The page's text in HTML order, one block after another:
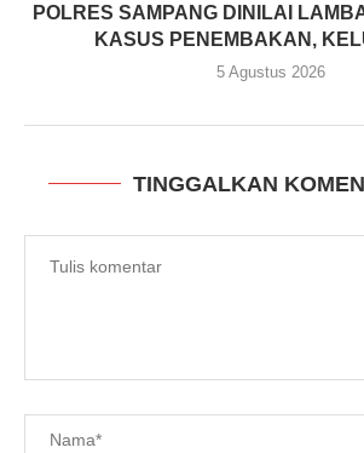
POLRES SAMPANG DINILAI
KASUS PENEMBAKAN,
5 Agustus 2026
TINGGALKAN